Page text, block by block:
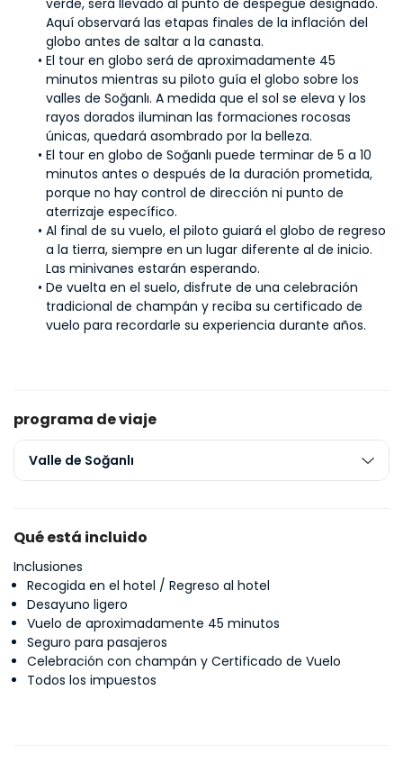
verde, será llevado al punto de despegue designado.
Aquí observará las etapas finales de la inflación del
globo antes de saltar a la canasta.
El tour en globo será de aproximadamente 45
minutos mientras su piloto guía el globo sobre los
valles de Soğanlı. A medida que el sol se eleva y los
rayos dorados iluminan las formaciones rocosas
únicas, quedará asombrado por la belleza.
El tour en globo de Soğanlı puede terminar de 5 a 10
minutos antes o después de la duración prometida,
porque no hay control de dirección ni punto de
aterrizaje específico.
Al final de su vuelo, el piloto guiará el globo de regreso
a la tierra, siempre en un lugar diferente al de inicio.
Las minivanes estarán esperando.
De vuelta en el suelo, disfrute de una celebración
tradicional de champán y reciba su certificado de
vuelo para recordarle su experiencia durante años.
programa de viaje
Valle de Soğanlı
Qué está incluido
Inclusiones
Recogida en el hotel / Regreso al hotel
Desayuno ligero
Vuelo de aproximadamente 45 minutos
Seguro para pasajeros
Celebración con champán y Certificado de Vuelo
Todos los impuestos